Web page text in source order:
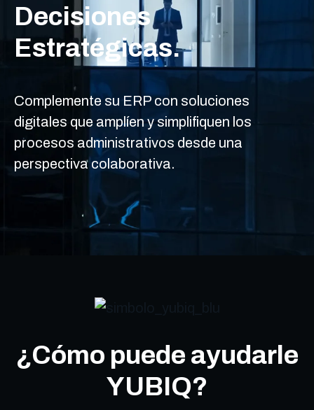
Decisiones
Estratégicas.
Complemente su ERP con soluciones
digitales que amplíen y simplifiquen los
procesos administrativos desde una
perspectiva colaborativa.
¿Cómo puede ayudarle
YUBIQ?